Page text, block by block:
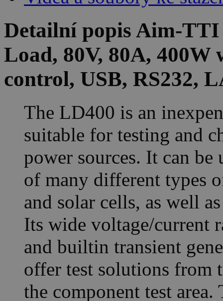
Detailní popis Aim-
Load, 80V, 80A,
control, USB, RS232,
The LD400 is an
suitable for testing and
power sources. It can
of many different types
and solar cells, as well
Its wide voltage/current
and builtin transient
offer test solutions from
the component test